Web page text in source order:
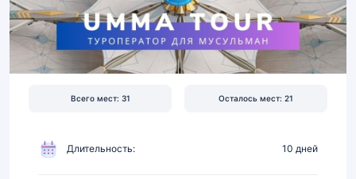
Всего мест: 31 Осталось мест: 21
Длительность: 10 дней
5★
в
400
м